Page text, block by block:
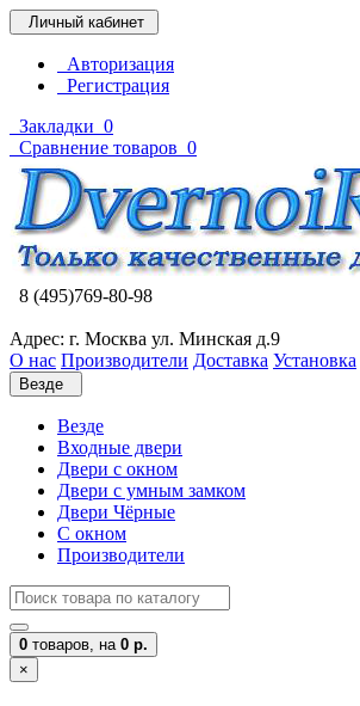
Личный кабинет
Авторизация
Регистрация
Закладки 0
Сравнение товаров 0
8 (495)769-80-98
Адрес: г. Москва ул. Минская д.9
О нас Производители Доставка Установка
Везде
Везде
Входные двери
Двери с окном
Двери с умным замком
Двери Чёрные
C окном
Производители
0 товаров, на 0 р.
×